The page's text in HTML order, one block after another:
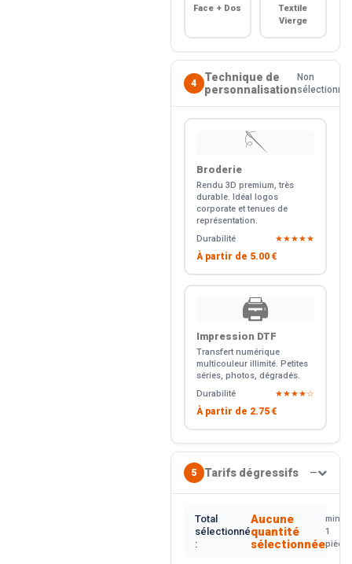
Face + Dos
Textile
Vierge
4
Technique de
personnalisation
Non
sélectionné
🪡
Broderie
Rendu 3D premium, très
durable. Idéal logos
corporate et tenues de
représentation.
Durabilité
★★★★★
À partir de 5.00 €
🖨️
Impression DTF
Transfert numérique
multicouleur illimité. Petites
séries, photos, dégradés.
Durabilité
★★★★☆
À partir de 2.75 €
5 Tarifs dégressifs —
Total
sélectionné
:
Aucune
quantité
sélectionnée
min.
1
pièce